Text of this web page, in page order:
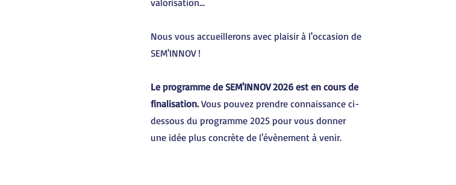
valorisation…
Nous vous accueillerons avec plaisir à l'occasion de
SEM'INNOV !
Le programme de SEM'INNOV 2026 est en cours de
finalisation.Vous pouvez prendre connaissance ci-
dessous du programme 2025 pour vous donner
une idée plus concrète de l'évènement à venir.